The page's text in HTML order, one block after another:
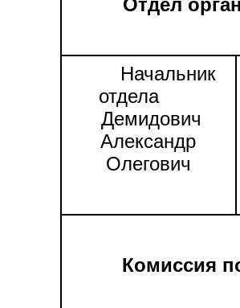
Отдел
Начальник
отдела
Демидович
Александр
Олегович
Комиссия